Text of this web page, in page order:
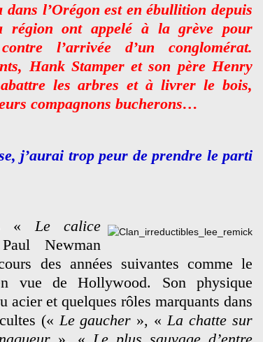
l’Orégon est en ébullition depuis
région ont appelé à la grève pour
l’arrivée d’un conglomérat.
Hank Stamper et son père Henry
les arbres et à livrer le bois,
compagnons bucherons…
j’aurai trop peur de prendre le parti
« Le calice
Newman
des années suivantes comme le
vue de Hollywood. Son physique
acier et quelques rôles marquants dans
(« Le gaucher », « La chatte sur